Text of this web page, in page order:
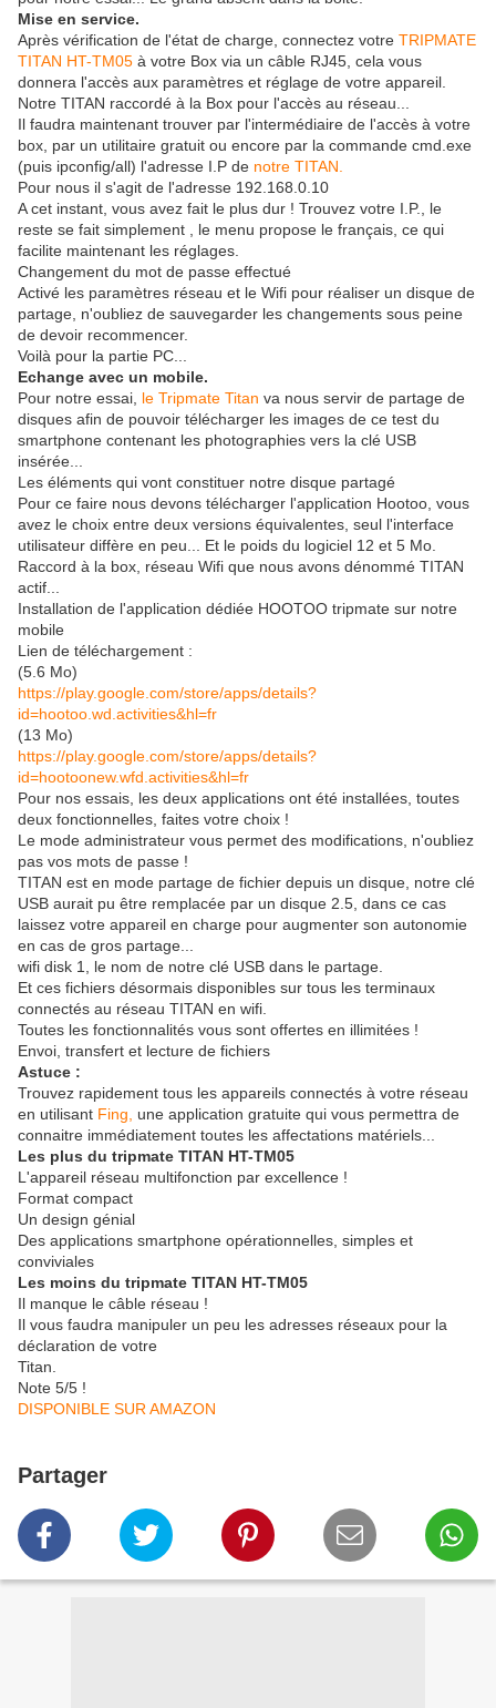
Mise en service.
Après vérification de l'état de charge, connectez votre TRIPMATE
TITAN HT-TM05 à votre Box via un câble RJ45, cela vous
donnera l'accès aux paramètres et réglage de votre appareil.
Notre TITAN raccordé à la Box pour l'accès au réseau...
Il faudra maintenant trouver par l'intermédiaire de l'accès à votre
box, par un utilitaire gratuit ou encore par la commande cmd.exe
(puis ipconfig/all) l'adresse I.P de notre TITAN.
Pour nous il s'agit de l'adresse 192.168.0.10
A cet instant, vous avez fait le plus dur ! Trouvez votre I.P., le
reste se fait simplement , le menu propose le français, ce qui
facilite maintenant les réglages.
Changement du mot de passe effectué
Activé les paramètres réseau et le Wifi pour réaliser un disque de
partage, n'oubliez de sauvegarder les changements sous peine
de devoir recommencer.
Voilà pour la partie PC...
Echange avec un mobile.
Pour notre essai, le Tripmate Titan va nous servir de partage de
disques afin de pouvoir télécharger les images de ce test du
smartphone contenant les photographies vers la clé USB
insérée...
Les éléments qui vont constituer notre disque partagé
Pour ce faire nous devons télécharger l'application Hootoo, vous
avez le choix entre deux versions équivalentes, seul l'interface
utilisateur diffère en peu... Et le poids du logiciel 12 et 5 Mo.
Raccord à la box, réseau Wifi que nous avons dénommé TITAN
actif...
Installation de l'application dédiée HOOTOO tripmate sur notre
mobile
Lien de téléchargement :
(5.6 Mo)
https://play.google.com/store/apps/details?
id=hootoo.wd.activities&hl=fr
(13 Mo)
https://play.google.com/store/apps/details?
id=hootoonew.wfd.activities&hl=fr
Pour nos essais, les deux applications ont été installées, toutes
deux fonctionnelles, faites votre choix !
Le mode administrateur vous permet des modifications, n'oubliez
pas vos mots de passe !
TITAN est en mode partage de fichier depuis un disque, notre clé
USB aurait pu être remplacée par un disque 2.5, dans ce cas
laissez votre appareil en charge pour augmenter son autonomie
en cas de gros partage...
wifi disk 1, le nom de notre clé USB dans le partage.
Et ces fichiers désormais disponibles sur tous les terminaux
connectés au réseau TITAN en wifi.
Toutes les fonctionnalités vous sont offertes en illimitées !
Envoi, transfert et lecture de fichiers
Astuce :
Trouvez rapidement tous les appareils connectés à votre réseau
en utilisant Fing,
une application gratuite qui vous permettra de
connaitre immédiatement toutes les affectations matériels...
Les plus du tripmate TITAN HT-TM05
L'appareil réseau multifonction par excellence !
Format compact
Un design génial
Des applications smartphone opérationnelles, simples et
conviviales
Les moins du tripmate TITAN HT-TM05
Il manque le câble réseau !
Il vous faudra manipuler un peu les adresses réseaux pour la
déclaration de votre
Titan.
Note 5/5 !
DISPONIBLE SUR AMAZON
Partager